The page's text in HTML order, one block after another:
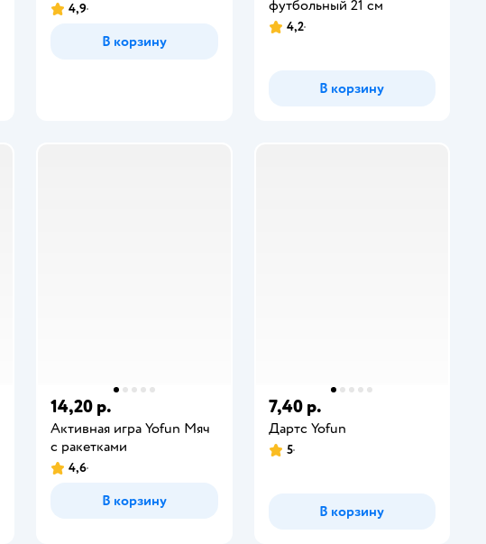
4,9
В корзину
футбольный 21 см
4,2
В корзину
14,20 р.
Активная игра Yofun Мяч
с ракетками
4,6
В корзину
7,40 р.
Дартс Yofun
5
В корзину